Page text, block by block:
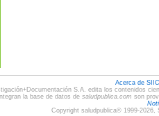
Acerca de
S.A. edita los contenidos
la base de datos de saludpublica.com son
Copyright saludpublica© 1999-